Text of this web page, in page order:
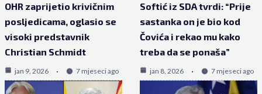
OHR zaprijetio krivičnim
posljedicama, oglasio se
visoki predstavnik
Christian Schmidt
jan 9, 2026 7 mjeseci ago
Softić iz SDA tvrdi: “Prije
sastanka on je bio kod
Čovića i rekao mu kako
treba da se ponaša”
jan 8, 2026 7 mjeseci ago